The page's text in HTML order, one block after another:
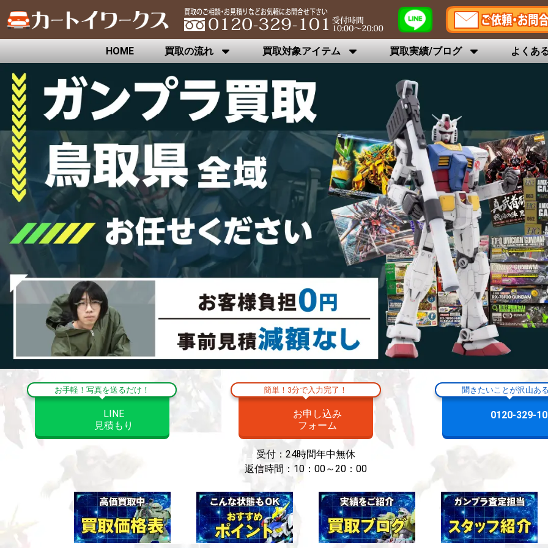
HOME 買取の流れ 買取対象アイテム 買取実績/ブログ よくあ
お手軽！写真を送るだけ！
LINE
見積もり
簡単！3分で入力完了！
お申し込み
フォーム
聞きたいことが沢山あ
0120-329-
受付：24時間年中無休
返信時間：10：00～20：00